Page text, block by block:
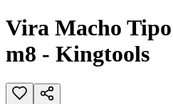
Vira Macho
m8 - Kingtools